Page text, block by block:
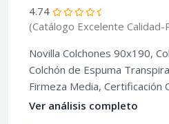
4.74
(Catálogo Excelente Calidad-
Novilla Colchones 90x190,
Colchón de Espuma
Firmeza Media, Certificación
Ver análisis completo